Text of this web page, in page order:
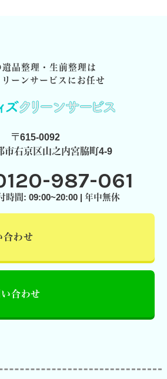
遺品整理・生前整理は
リーンサービスにお任せ
〒615-0092
市右京区山之内宮脇町4-9
987-061
時間: 09:00~20:00 | 年中無休
合わせ
合わせ